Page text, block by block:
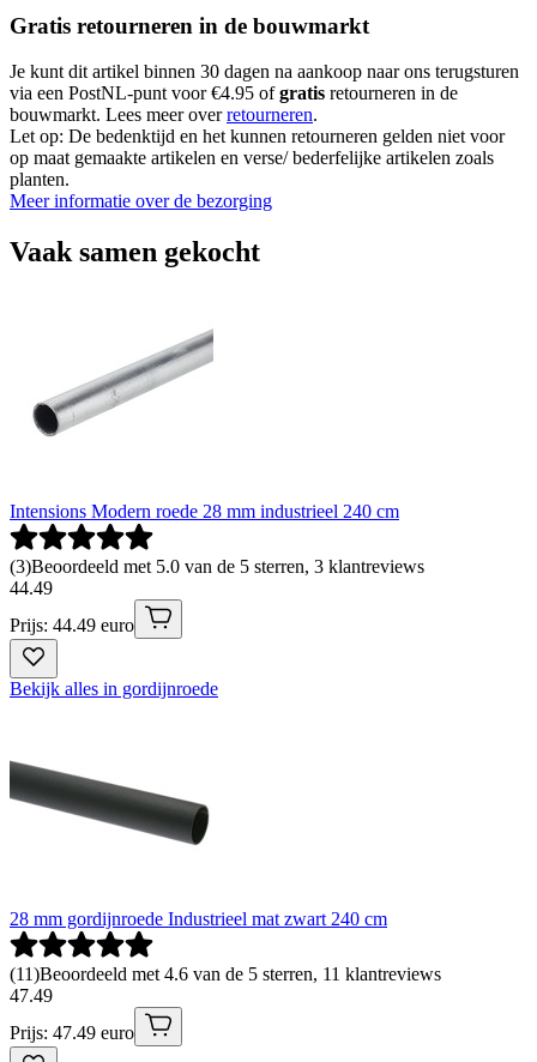
Gratis retourneren in de bouwmarkt
Je kunt dit artikel binnen 30 dagen na aankoop naar ons terugsturen
via een PostNL-punt voor €4.95 ofgratis retourneren in de
bouwmarkt. Lees meer overretourneren.
Let op: De bedenktijd en het kunnen retourneren gelden niet voor
op maat gemaakte artikelen en verse/ bederfelijke artikelen zoals
planten.
Meer informatie over de bezorging
Vaak samen gekocht
Intensions Modern roede 28 mm industrieel 240 cm
(3)Beoordeeld met 5.0 van de 5 sterren, 3 klantreviews
44.49
Prijs: 44.49 euro
Bekijk alles in gordijnroede
28 mm gordijnroede Industrieel mat zwart 240 cm
(11)Beoordeeld met 4.6 van de 5 sterren, 11 klantreviews
47.49
Prijs: 47.49 euro